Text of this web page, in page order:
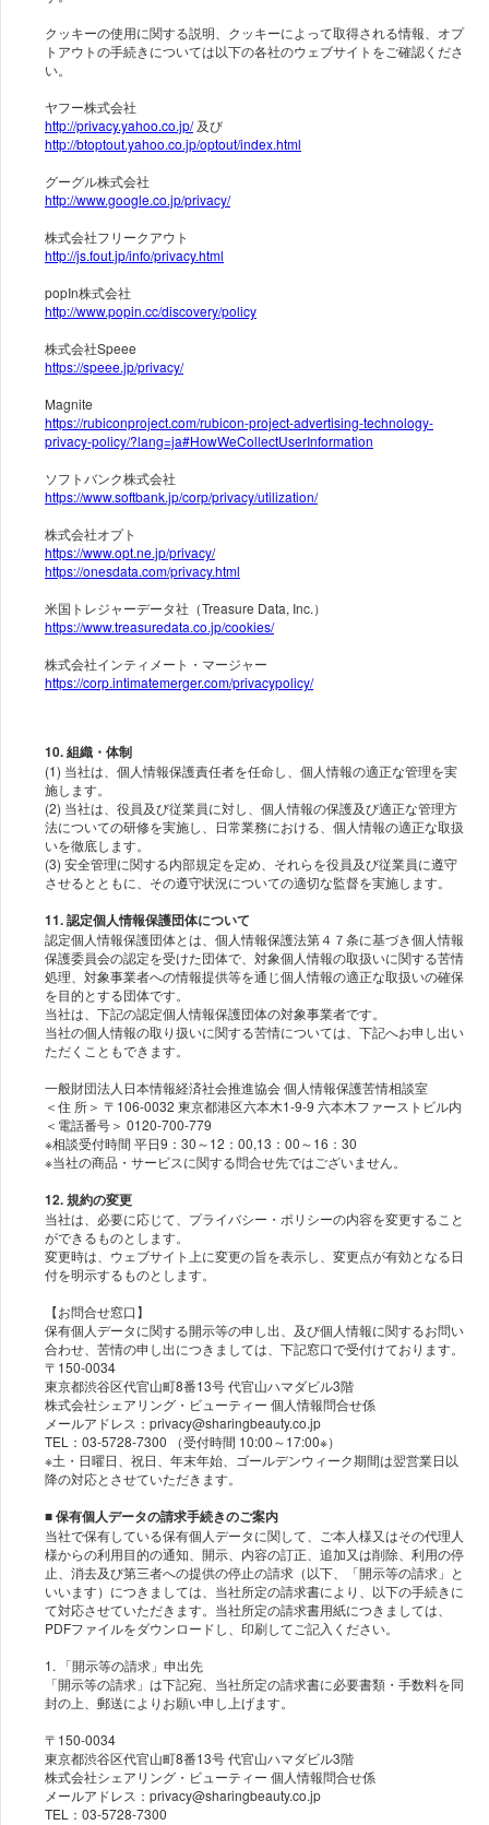
クッキーの使用に関する説明、クッキーによって取得される情報、オプ
トアウトの手続きについては以下の各社のウェブサイトをご確認くださ
い。
http://privacy.yahoo.co.jp/
http://btoptout.yahoo.co.jp/optout/index.html
http://www.google.co.jp/privacy/
http://js.fout.jp/info/privacy.html
http://www.popin.cc/discovery/policy
https://speee.jp/privacy/
https://rubiconproject.com/rubicon-project-advertising-technology-
privacy-policy/?lang=ja#HowWeCollectUserInformation
https://www.softbank.jp/corp/privacy/utilization/
https://www.opt.ne.jp/privacy/
https://onesdata.com/privacy.html
https://www.treasuredata.co.jp/cookies/
https://corp.intimatemerger.com/privacypolicy/
10. 組織・体制
(1) 当社は、個人情報保護責任者を任命し、個人情報の適正な管理を実
施します。
(2) 当社は、役員及び従業員に対し、個人情報の保護及び適正な管理方
法についての研修を実施し、日常業務における、個人情報の適正な取扱
いを徹底します。
(3) 安全管理に関する内部規定を定め、それらを役員及び従業員に遵守
11. 認定個人情報保護団体について
認定個人情報保護団体とは、個人情報保護法第４７条に基づき個人情報
保護委員会の認定を受けた団体で、対象個人情報の取扱いに関する苦情
処理、対象事業者への情報提供等を通じ個人情報の適正な取扱いの確保
を目的とする団体です。
当社は、下記の認定個人情報保護団体の対象事業者です。
当社の個人情報の取り扱いに関する苦情については、下記へお申し出い
ただくこともできます。
一般財団法人日本情報経済社会推進協会 個人情報保護苦情相談室
＜住 所＞ 〒106-0032 東京都港区六本木1-9-9 六本木ファーストビル内
＜電話番号＞ 0120-700-779
※相談受付時間 平日9：30～12：00,13：00～16：30
12. 規約の変更
当社は、必要に応じて、プライバシー・ポリシーの内容を変更すること
ができるものとします。
変更時は、ウェブサイト上に変更の旨を表示し、変更点が有効となる日
付を明示するものとします。
【お問合せ窓口】
保有個人データに関する開示等の申し出、及び個人情報に関するお問い
合わせ、苦情の申し出につきましては、下記窓口で受付けております。
〒150-0034
東京都渋谷区代官山町8番13号 代官山ハマダビル3階
株式会社シェアリング・ビューティー 個人情報問合せ係
メールアドレス：privacy@sharingbeauty.co.jp
TEL：03-5728-7300 （受付時間 10:00～17:00※）
※土・日曜日、祝日、年末年始、ゴールデンウィーク期間は翌営業日以
■ 保有個人データの請求手続きのご案内
当社で保有している保有個人データに関して、ご本人様又はその代理人
様からの利用目的の通知、開示、内容の訂正、追加又は削除、利用の停
止、消去及び第三者への提供の停止の請求（以下、「開示等の請求」と
いいます）につきましては、当社所定の請求書により、以下の手続きに
て対応させていただきます。当社所定の請求書用紙につきましては、
PDFファイルをダウンロードし、印刷してご記入ください。
1. 「開示等の請求」申出先
「開示等の請求」は下記宛、当社所定の請求書に必要書類・手数料を同
封の上、郵送によりお願い申し上げます。
〒150-0034
東京都渋谷区代官山町8番13号 代官山ハマダビル3階
株式会社シェアリング・ビューティー 個人情報問合せ係
メールアドレス：privacy@sharingbeauty.co.jp
TEL：03-5728-7300